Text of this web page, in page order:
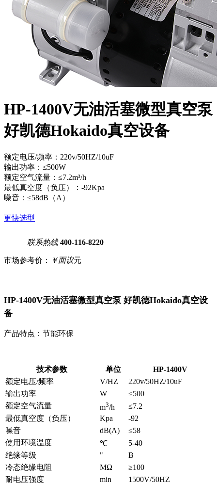
HP-1400V无油活塞微型真空泵
好凯德Hokaido真空设备
额定电压/频率：220v/50HZ/10uF
输出功率：≤500W
额定空气流量：≤7.2m³/h
最低真空度（负压）：-92Kpa
噪音：≤58dB（A）
更快选型
联系热线 400-116-8220
市场参考价： ￥面议元
HP-1400V无油活塞微型真空泵 好凯德Hokaido真空设
备
产品特点：节能环保
技术参数 单位
HP-1400V
额定电压/频率
V/HZ
220v/50HZ/10uF
输出功率
W
≤500
额定空气流量
m3/h
≤7.2
最低真空度（负压）
Kpa
-92
噪音
dB(A)
≤58
使用环境温度
℃
5-40
绝缘等级
"
B
冷态绝缘电阻
MΩ
≥100
耐电压强度
min 1500V/50HZ